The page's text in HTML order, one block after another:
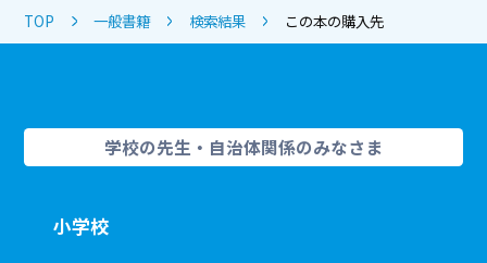
TOP 一般書籍 検索結果 この本の購入先
学校の先生・自治体関係のみなさま
小学校